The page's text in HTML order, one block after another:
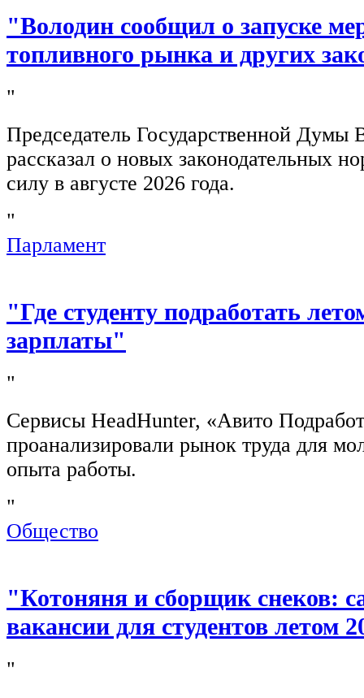
"Володин сообщил о запуске
топливного рынка и других
"
Председатель Государственной Думы
рассказал о новых законодательных
силу в августе 2026 года.
"
Парламент
"Где студенту подработать
зарплаты"
"
Сервисы HeadHunter, «Авито
проанализировали рынок труда для
опыта работы.
"
Общество
"Котоняня и сборщик снеков:
вакансии для студентов летом
"